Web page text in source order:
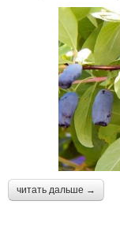
читать дальше →